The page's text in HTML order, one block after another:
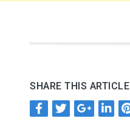
SHARE THIS ARTICLE